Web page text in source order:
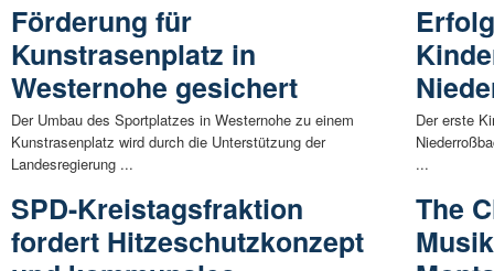
Förderung für
Kunstrasenplatz in
Westernohe gesichert
Der Umbau des Sportplatzes in Westernohe zu einem
Kunstrasenplatz wird durch die Unterstützung der
Landesregierung ...
SPD-Kreistagsfraktion
fordert Hitzeschutzkonzept
Der erste
...
The